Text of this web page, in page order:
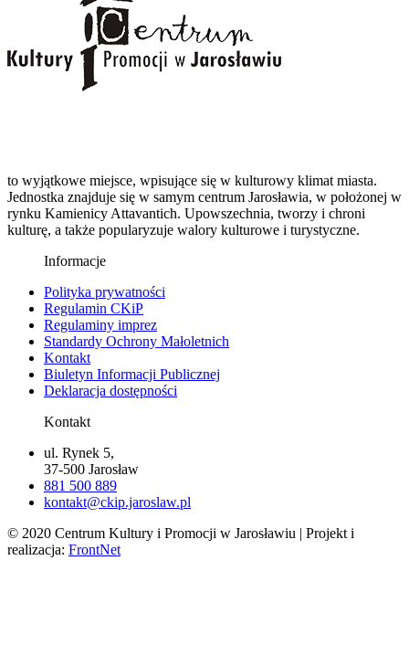
to wyjątkowe miejsce, wpisujące się w kulturowy klimat miasta.
Jednostka znajduje się w samym centrum Jarosławia, w położonej w
rynku Kamienicy Attavantich. Upowszechnia, tworzy i chroni
kulturę, a także popularyzuje walory kulturowe i turystyczne.
Informacje
Polityka prywatności
Regulamin CKiP
Regulaminy imprez
Standardy Ochrony Małoletnich
Kontakt
Biuletyn Informacji Publicznej
Deklaracja dostępności
Kontakt
ul. Rynek 5,
37-500 Jarosław
881 500 889
kontakt@ckip.jaroslaw.pl
© 2020 Centrum Kultury i Promocji w Jarosławiu | Projekt i
realizacja: FrontNet